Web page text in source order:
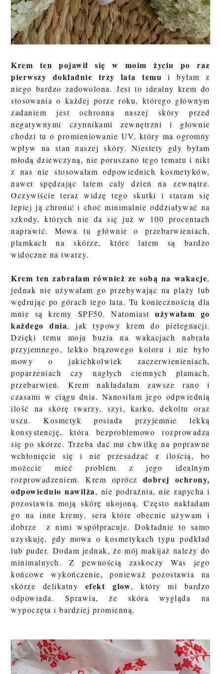
Krem ten pojawił się w moim życiu
po raz
pierwszy dokładnie trzy lata temu i byłam z
niego bardzo zadowolona. Jest to idealny krem do
stosowania o każdej porze roku, którego głównym
zadaniem jest ochronna naszej skóry przed
negatywnymi czynnikami zewnętrzni i głownie
chodzi tu o promieniowanie UV, który ma ogromny
wpływ na stan naszej skóry. Niestety gdy byłam
młodą dziewczyną, nie poruszano tego tematu i nikt
z nas nie stosowałam odpowiednich kosmetyków,
nawet spędzając latem cały dzień na zewnątrz.
Oczywiście teraz widzę tego skutki i staram się
lepiej ją chronić i choć minimalnie oddziaływać na
szkody, których nie da się już w 100 procentach
naprawić. Mowa tu głównie o przebarwieniach,
plamkach na skórze, które latem są bardzo
widoczne na twarzy.
Krem ten zabrałam również ze sobą na wakacje,
jednak nie używałam go przebywając na plaży lub
wędrując po górach tego lata. Tu koniecznością dla
mnie są kremy SPF50. Natomiastużywałam go
każdego dnia, jak typowy krem do pielegnacji.
Dzięki temu moja buzia na wakacjach nabrała
przyjemnego, lekko brązowego koloru i nie było
mowy o jakichkolwiek zaczerwienieniach,
poparzeniach czy nagłych ciemnych plamach,
przebarwień. Krem nakładałam zawsze rano i
czasami w ciągu dnia. Nanosiłam jego odpwiednią
ilość na skórę twarzy, szyi, karku, dekoltu oraz
uszu. Kosmetyk posiada przyjemnie lekką
konsystencję, która bezproblemowo rozprowadza
się po skórze. Trzeba dać mu chwilkę na poprawne
wchłonięcie się i nie przesadzać z ilością, bo
możecie mieć problem z jego idealnym
rozprowadzeniem. Krem oprócz dobrej ochrony,
odpowiednio nawilża, nie podrażnia, nie zapycha i
pozostawia moją skórę ukojoną. Często nakładam
go na inne kremy, sera które obecnie używam i
dobrze z nimi współpracuje. Dokładnie to samo
uzyskuję, gdy mowa o kosmetykach typu podkład
lub puder. Dodam jednak, że mój makijaż należy do
minimalnych. Z pewnością zaskoczy Was jego
końcowe wykończenie, ponieważ pozostawia na
skórze delikatny efekt glow, który mi bardzo
odpowiada. Sprawia, że skóra wygląda na
wypoczęta i bardziej promienną.